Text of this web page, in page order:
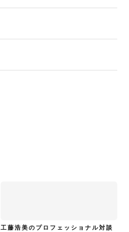
工藤浩美のプロフェッショナル対談